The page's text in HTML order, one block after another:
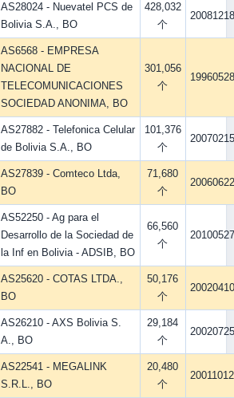
AS28024 - Nuevatel PCS de
Bolivia S.A., BO
428,032
个
20081218
AS6568 - EMPRESA
NACIONAL DE
TELECOMUNICACIONES
SOCIEDAD ANONIMA, BO
301,056
个
19960528
AS27882 - Telefonica Celular
de Bolivia S.A., BO
101,376
个
20070215
AS27839 - Comteco Ltda,
BO
71,680
个
20060622
AS52250 - Ag para el
Desarrollo de la Sociedad de
la Inf en Bolivia - ADSIB, BO
66,560
个
20100527
AS25620 - COTAS LTDA.,
BO
50,176
个
20020410
AS26210 - AXS Bolivia S.
A., BO
29,184
个
20020725
AS22541 - MEGALINK
S.R.L., BO
20,480
个
20011012